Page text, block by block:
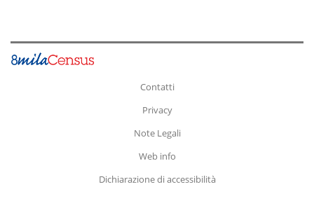
Contatti
Privacy
Note Legali
Web info
Dichiarazione di accessibilità